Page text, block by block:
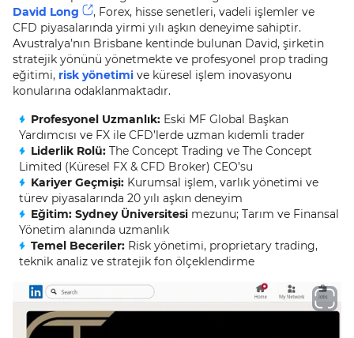
David Long
, Forex, hisse senetleri, vadeli işlemler ve
CFD piyasalarında yirmi yılı aşkın deneyime sahiptir.
Avustralya’nın Brisbane kentinde bulunan David, şirketin
stratejik yönünü yönetmekte ve profesyonel prop trading
eğitimi, risk yönetimi ve küresel işlem inovasyonu
konularına odaklanmaktadır.
Profesyonel Uzmanlık: Eski MF Global Başkan
Yardımcısı ve FX ile CFD’lerde uzman kıdemli trader
Liderlik Rolü: The Concept Trading ve The Concept
Limited (Küresel FX & CFD Broker) CEO’su
Kariyer Geçmişi: Kurumsal işlem, varlık yönetimi ve
türev piyasalarında 20 yılı aşkın deneyim
Eğitim: Sydney Üniversitesi mezunu; Tarım ve Finansal
Yönetim alanında uzmanlık
Temel Beceriler: Risk yönetimi, proprietary trading,
teknik analiz ve stratejik fon ölçeklendirme